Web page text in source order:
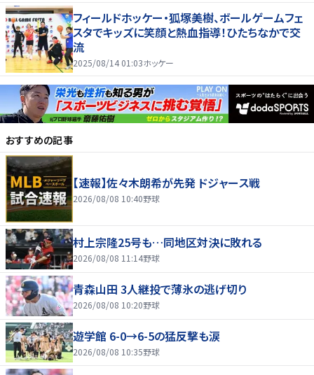
フィールドホッケー・狐塚美樹、ボールゲームフェ
スタでキッズに笑顔と熱血指導！ひたちなかで交
流
2025/08/14 01:03ホッケー
おすすめの記事
【速報】佐々木朗希が先発 ドジャース戦
2026/08/08 10:40野球
村上宗隆25号も…同地区対決に敗れる
2026/08/08 11:14野球
青森山田 3人継投で薄氷の逃げ切り
2026/08/08 10:20野球
遊学館 6-0→6-5の猛反撃も涙
2026/08/08 10:35野球